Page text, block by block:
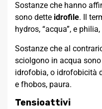
Sostanze che hanno
sono dette idrofile. Il
hydros, “acqua”, e
Sostanze che al
sciolgono in acqua
idrofobia, o idrofobicità
e fhobos, paura.
Tensioattivi